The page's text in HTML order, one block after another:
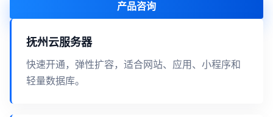
产品咨询
抚州云服务器
快速开通，弹性扩容，适合网站、应用、小程序和
轻量数据库。